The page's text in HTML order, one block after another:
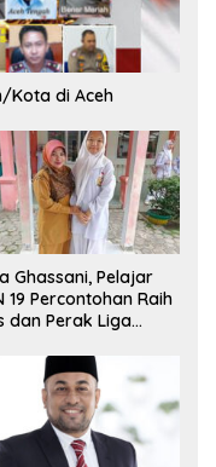
Kota di Aceh
Ghassani, Pelajar
19 Percontohan Raih
dan Perak Liga